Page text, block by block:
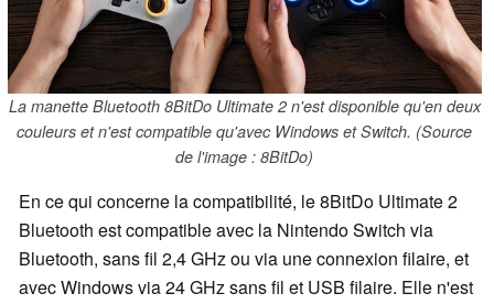
La manette Bluetooth 8BitDo Ultimate 2 n'est disponible qu'en deux
couleurs et n'est compatible qu'avec Windows et Switch. (Source
de l'image : 8BitDo)
En ce qui concerne la compatibilité, le 8BitDo Ultimate 2
Bluetooth est compatible avec la Nintendo Switch via
Bluetooth, sans fil 2,4 GHz ou via une connexion filaire, et
avec Windows via 24 GHz sans fil et USB filaire. Elle n'est